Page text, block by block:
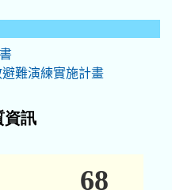
難演練實施計畫